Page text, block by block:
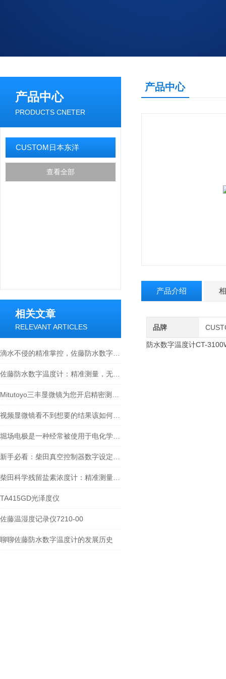
产品中心
PRODUCTS CNETER
CUSTOM日本东洋
查看全部
相关文章
RELEVANT ARTICLES
TA415GD光泽度仪
佐藤温湿度记录仪7210-00
聊聊佐藤防水数字温度计的发展历史
产品中心
产品介绍
品牌
防水数字温度计CT-